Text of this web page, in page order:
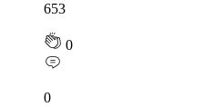
653
0
0